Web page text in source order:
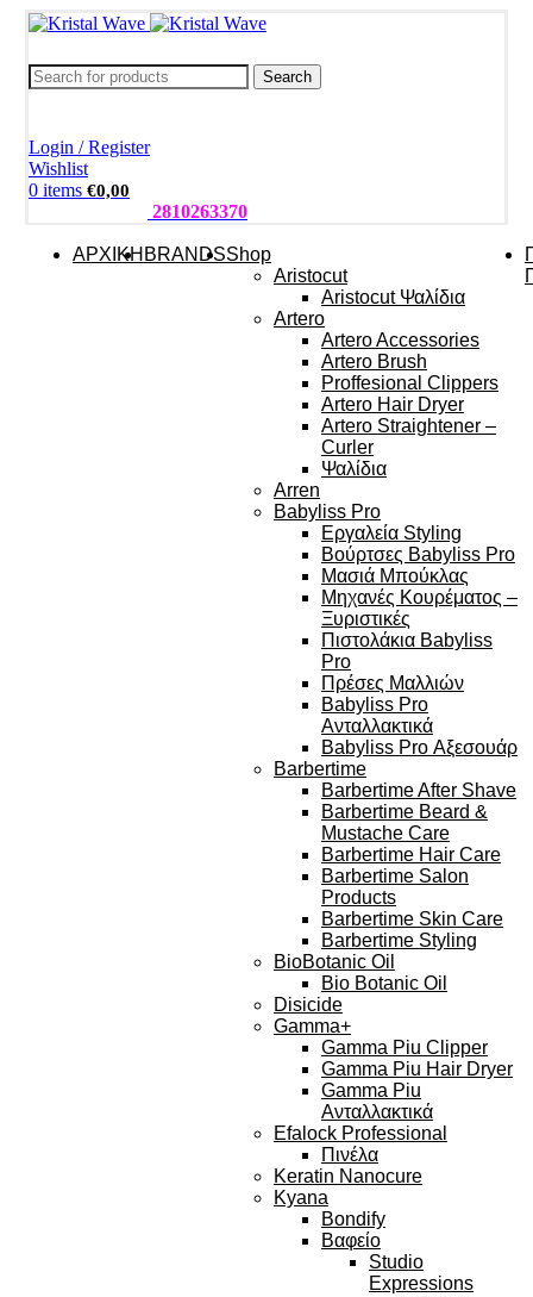
Search
Login / Register
Wishlist
0 items €0,00
2810263370
ΑΡΧΙΚΗ BRANDSShop
Aristocut
Aristocut Ψαλίδια
Artero
Artero Accessories
Artero Brush
Proffesional Clippers
Artero Hair Dryer
Artero Straightener –
Curler
Ψαλίδια
Arren
Babyliss Pro
Εργαλεία Styling
Βούρτσες Babyliss Pro
Μασιά Μπούκλας
Μηχανές Κουρέματος –
Ξυριστικές
Πιστολάκια Babyliss
Pro
Πρέσες Μαλλιών
Babyliss Pro
Ανταλλακτικά
Babyliss Pro Αξεσουάρ
Barbertime
Barbertime After Shave
Barbertime Beard &
Mustache Care
Barbertime Hair Care
Barbertime Salon
Products
Barbertime Skin Care
Barbertime Styling
BioBotanic Oil
Bio Botanic Oil
Disicide
Gamma+
Gamma Piu Clipper
Gamma Piu Hair Dryer
Gamma Piu
Ανταλλακτικά
Efalock Professional
Πινέλα
Keratin Nanocure
Kyana
Bondify
Βαφείο
Studio
Expressions